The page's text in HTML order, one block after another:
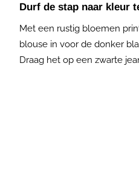
Durf de stap naar kleur
Met een rustig bloemen
blouse in voor de donker
Draag het op een zwarte